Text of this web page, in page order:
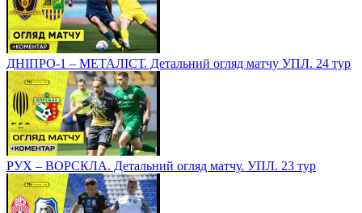
ДНІПРО-1 – МЕТАЛІСТ. Детальний огляд матчу УПЛ. 24 тур
РУХ – ВОРСКЛА. Детальний огляд матчу. УПЛ. 23 тур